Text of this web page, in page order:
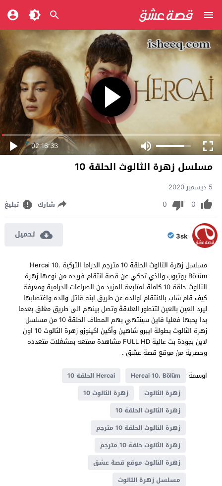
02:16:33
مسلسل زهرة الثالوث الحلقة 10
5 ديسمبر 2020
0
0 شارك تبليغ
3sk تحميل
مسلسل زهرة الثالوث الحلقة 10 مترجم الدراما التركية Hercai 10.
Bölüm يوتيوب والذي تحكي عن قصة انتقام فريده من نوعها زهرة
الثالوث حلقة 10 كاملة لمتابعة المزيد من الصراعات الدرامية ومعرفة
كيف قام شاب بالانتقام لوالده عن طريق ابنه قاتل والده واغتصابها
ليرد العين بالعين لتتطور العلاقة وتصل بينهم الى طريق مغلق بعدما
بدا يحبها فعليا فاين سينتهي بهم المطاف الحلقة 10 من مسلسل
زهرة الثالوث بطولة ايبرو شاهين وأكين اكينوزو زهرة الثالوث 10 اون
لاين بجودة بث عالية FULL HD مشاهدة ممتعه بمشغلات متعدده
وحصرية من موقع قصة عشق .
اوسمة
Hercai 10. Bölüm
Hercai الحلقة 10
زهرة الثالوث
زهرة الثالوث 10
زهرة الثالوث الحلقة 10
زهرة الثالوث الحلقة 10 مترجم
زهرة الثالوث حلقة 10 مترجم
زهرة الثالوث موقع قصة عشق
مسلسل زهرة الثالوث